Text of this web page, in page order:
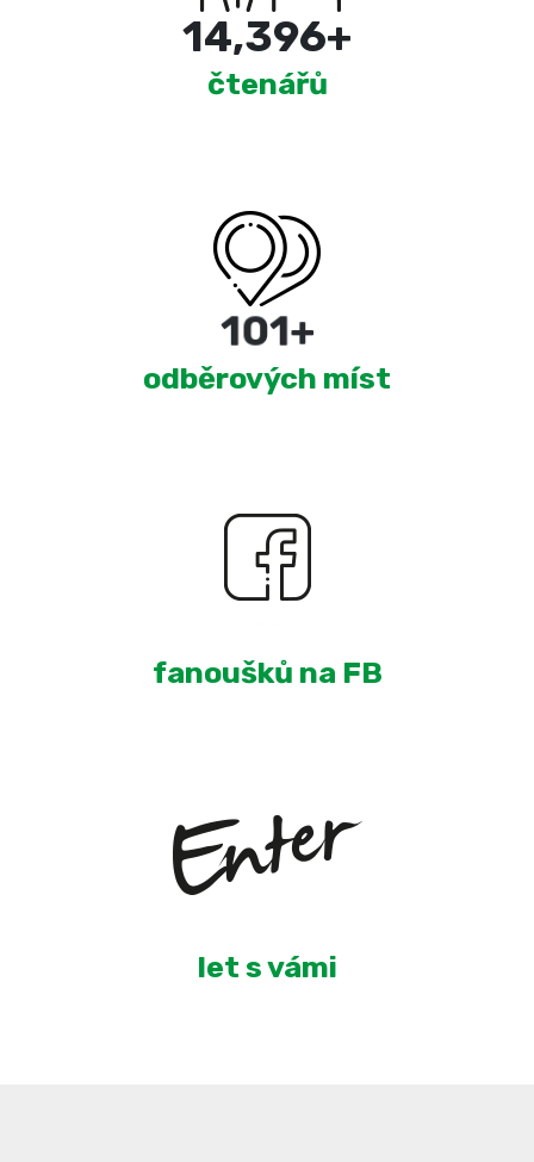
15,000+
čtenářů
180+
odběrových míst
fanoušků na FB
let s vámi